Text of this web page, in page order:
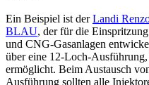
Ein Beispiel ist derLandi
BLAU, der für die
und CNG-Gasanlagen
über eine 12-Loch-
ermöglicht. Beim Austausch
Ausführung sollten alle